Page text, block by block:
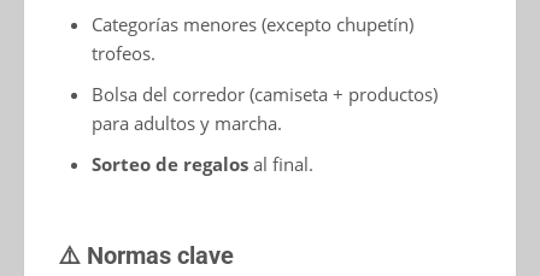
Categorías menores (excepto chupetín)
trofeos.
Bolsa del corredor (camiseta + productos)
para adultos y marcha.
Sorteo de regalos al final.
⚠️ Normas clave